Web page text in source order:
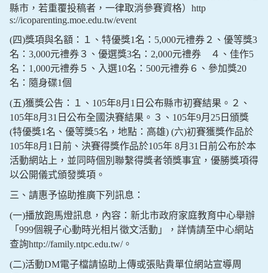
縣市，若重覆投稿者，一律取消參賽資格）http
s://icoparenting.moe.edu.tw/event
(四)獎項與名額：１、特優獎1名：5,000元禮券２、優等獎3
名：3,000元禮券３、優選獎3名：2,000元禮券 ４、佳作5
名：1,000元禮券５、入選10名：500元禮券６、參加獎20
名：隨身碟1個
(五)獲獎公告：１、105年8月1日公布縣市初賽結果。２、
105年8月31日公布全國決賽結果。３、105年9月25日頒獎
(特優獎1名、優等獎5名，地點：高雄) (六)初賽獲獎作品於
105年8月1日前、決賽得獎作品於105年 8月31日前公布於本
活動網站上，並同時個別聯繫得獎者領獎事宜，優勝獎項得
以公開儀式頒發獎項。
三、請惠予協助推廣下列訊息：
(一)播放跑馬燈訊息，內容：新北市政府家庭教育中心舉辦
「999個親子心動時光相片徵文活動」，詳情請至中心網站
查詢http://family.ntpc.edu.tw/。
(二)活動DM電子檔請協助上傳或張貼貴單位網站宣導周